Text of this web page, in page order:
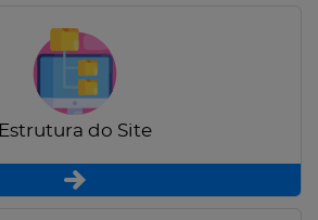
Estrutura do Site